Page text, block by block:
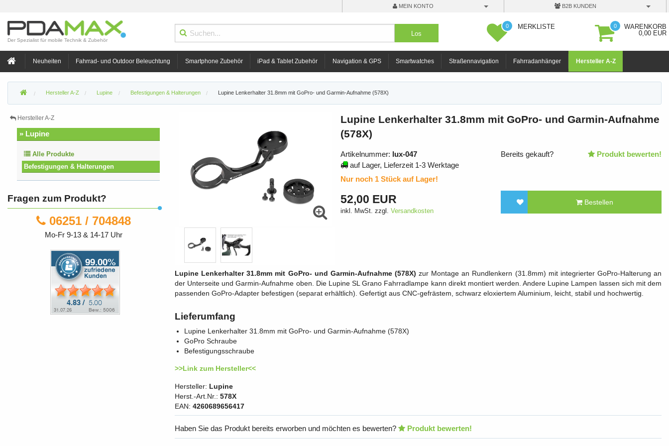
MEIN KONTO B2B KUNDEN
Der Spezialist für mobile Technik & Zubehör
0 MERKLISTE 0
WARENKORB
0,00 EUR
Neuheiten Fahrrad- und Outdoor Beleuchtung Smartphone Zubehör iPad & Tablet Zubehör Navigation & GPS Smartwatches Straßennavigation Fahrradanhänger Hersteller A-Z
Hersteller A-Z Lupine Befestigungen & Halterungen Lupine Lenkerhalter 31.8mm mit GoPro- und Garmin-Aufnahme (578X)
Lupine Lenkerhalter 31.8mm mit GoPro- und Garmin-Aufnahme
(578X)
Artikelnummer: lux-047
auf Lager, Lieferzeit 1-3 Werktage
Nur noch 1 Stück auf Lager!
Bereits gekauft? Produkt bewerten!
52,00 EUR
inkl. MwSt. zzgl. Versandkosten
Bestellen
Lupine Lenkerhalter 31.8mm mit GoPro- und Garmin-Aufnahme (578X) zur Montage an Rundlenkern (31.8mm) mit integrierter GoPro-Halterung an
der Unterseite und Garmin-Aufnahme oben. Die Lupine SL Grano Fahrradlampe kann direkt montiert werden. Andere Lupine Lampen lassen sich mit dem
passenden GoPro-Adapter befestigen (separat erhältlich). Gefertigt aus CNC-gefrästem, schwarz eloxiertem Aluminium, leicht, stabil und hochwertig.
Lieferumfang
Lupine Lenkerhalter 31.8mm mit GoPro- und Garmin-Aufnahme (578X)
GoPro Schraube
Befestigungsschraube
>>Link zum Hersteller<<
Hersteller: Lupine
Herst.-Art.Nr.: 578X
EAN: 4260689656417
Haben Sie das Produkt bereits erworben und möchten es bewerten? Produkt bewerten!
Hersteller A-Z
» Lupine
Alle Produkte
Befestigungen & Halterungen
Fragen zum Produkt?
06251 / 704848
Mo-Fr 9-13 & 14-17 Uhr